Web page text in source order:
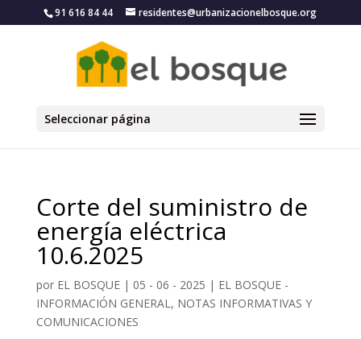
91 616 84 44 residentes@urbanizacionelbosque.org
Seleccionar página
Corte del suministro de
energía eléctrica
10.6.2025
por EL BOSQUE| 05 - 06 - 2025 | EL BOSQUE -
INFORMACIÓN GENERAL, NOTAS INFORMATIVAS Y
COMUNICACIONES